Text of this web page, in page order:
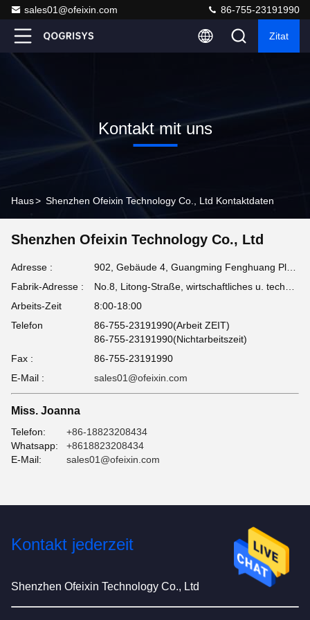
sales01@ofeixin.com 86-755-23191990
Zitat
Kontakt mit uns
Haus> Shenzhen Ofeixin Technology Co., Ltd Kontaktdaten
Shenzhen Ofeixin Technology Co., Ltd
Adresse :
Fabrik-Adresse :
Arbeits-Zeit
8:00-18:00
Telefon
86-755-23191990(Arbeit ZEIT)
86-755-23191990(Nichtarbeitszeit)
Fax :
86-755-23191990
E-Mail :
sales01@ofeixin.com
Miss. Joanna
Telefon:
+86-18823208434
Whatsapp:
+8618823208434
E-Mail:
sales01@ofeixin.com
Kontakt jederzeit
Shenzhen Ofeixin Technology Co., Ltd